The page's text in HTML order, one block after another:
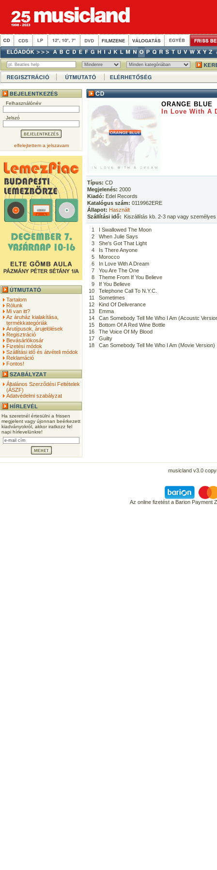
Felhasználónév
Jelszó
elfelejtettem a jelszavam
Tartalom
Rólunk
Mi van itt?
Az áruház kialakítása,
termékkategóriák
Árutípusok, árujelölések
Regisztráció
Bevásárlókosár
Fizetési módok
Szállítási idő és átvételi módok
Reklamáció
Fontos!
Általános Szerződési Feltételek
(ÁSZF)
Adatvédelmi szabályzat
Ha szeretnél értesülni a frissen
megjelent vagy újonnan beérkezett
kiadványokról, akkor iratkozz fel
napi hírlevelünkre!
ORANGE BLUE
In Love With A
Típus: CD
Megjelenés: 2000
Kiadó: Edel Records
Katalógus szám: 0119962ERE
Állapot: Használt
Szállítási idő: Kiszállítás kb. 2-3 nap vagy
1
I Swallowed The Moon
2
When Julie Says
3
She's Got That Light
4
Is There Anyone
5
Morocco
6
In Love With A Dream
7
You Are The One
8
Theme From If You Believe
9
If You Believe
10
Telephone Call To N.Y.C.
11
Sometimes
12
Kind Of Deliverance
13
Emma
14
Can Somebody Tell Me Who I Am (Acoustc
15
Bottom Of A Red Wine Bottle
16
The Voice Of My Blood
17
Guilty
18
Can Somebody Tell Me Who I Am (Movie Version)
musicland v3.0
Az online fizetést a Barion Payment